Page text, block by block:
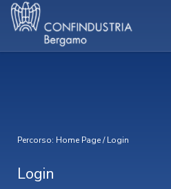
Percorso: Home Page/Login
Login